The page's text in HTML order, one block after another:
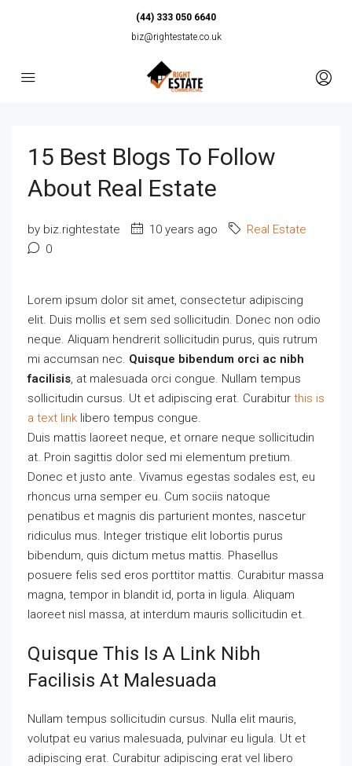
(44) 333 050 6640
biz@rightestate.co.uk
15 Best Blogs To Follow
About Real Estate
by biz.rightestate 10 years ago
Real Estate
0
Lorem ipsum dolor sit amet, consectetur adipiscing
elit. Duis mollis et sem sed sollicitudin. Donec non odio
neque. Aliquam hendrerit sollicitudin purus, quis rutrum
mi accumsan nec. Quisque bibendum orci ac nibh
facilisis, at malesuada orci congue. Nullam tempus
sollicitudin cursus. Ut et adipiscing erat. Curabitur this is
a text link libero tempus congue.
Duis mattis laoreet neque, et ornare neque sollicitudin
at. Proin sagittis dolor sed mi elementum pretium.
Donec et justo ante. Vivamus egestas sodales est, eu
rhoncus urna semper eu. Cum sociis natoque
penatibus et magnis dis parturient montes, nascetur
ridiculus mus. Integer tristique elit lobortis purus
bibendum, quis dictum metus mattis. Phasellus
posuere felis sed eros porttitor mattis. Curabitur massa
magna, tempor in blandit id, porta in ligula. Aliquam
laoreet nisl massa, at interdum mauris sollicitudin et.
Quisque This Is A Link Nibh
Facilisis At Malesuada
Nullam tempus sollicitudin cursus. Nulla elit mauris,
volutpat eu varius malesuada, pulvinar eu ligula. Ut et
adipiscing erat. Curabitur adipiscing erat vel libero